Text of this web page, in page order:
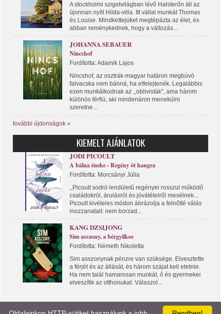
A stockholmi szigetvilágban lévő Halsterőn áll az
újonnan nyílt Hilda-villa. Itt vállal munkát Thomas
és Louise. Mindkettejüket megtépázta az élet, és
abban reménykednek, hogy a változás...
JOHANNA SEBAUER
Nincshof
Fordította: Adamik Lajos
Nincshof, az osztrák-magyar határon megbúvó
falvacska nem bánná, ha elfelejtenék. Legalábbis
ezen munkálkodnak az ,,oblivisták", ama három
különös férfiú, aki mindenáron menekülni
szeretne...
további újdonságok »
KIEMELT AJÁNLATOK
JODI PICOULT
A bálna éneke - Regény öt hangra
Fordította: Morcsányi Júlia
,,Picoult sodró lendületű regényei rosszul működő
családokról, árulásról és jóvátételről mesélnek...
Picoult kivételes módon ábrázolja a felnőtté válás
mozzanatait: nem borzad...
KANG DZSIJONG
Sim asszony, a bérgyilkos
Fordította: Németh Nikoletta
Sim asszonynak pénzre van szüksége. Elvesztette
a férjét és az állását, és három szájat kell etetnie.
Ha nem talál hamarosan munkát, ő és gyermekei
elveszítik az otthonukat. Válaszol...